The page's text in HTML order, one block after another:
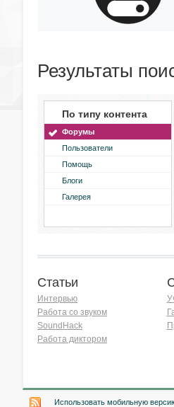
Результаты
По типу контента
Форумы
Пользователи
Помощь
Блоги
Галерея
Статьи
Интервью
Работа со звуком
SoundHack
Работа диктором
Использовать мобильную